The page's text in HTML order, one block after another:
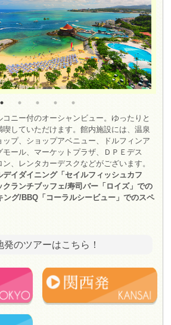
ニー付のオーシャンビュー。ゆったりと
喫していただけます。館内施設には、温泉
プ、ショップアベニュー、ドルフィンア
ール、マーケットプラザ、ＤＰＥデス
、レンタカーデスクなどがございます。
デイダイニング「セイルフィッシュカフ
クランチブッフェ/寿司バー「ロイズ」での
ング/BBQ「コーラルシービュー」でのスペ
発のツアーはこちら！